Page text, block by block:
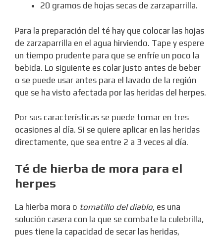
20 gramos de hojas secas de zarzaparrilla.
Para la preparación del té hay que colocar las hojas
de zarzaparrilla en el agua hirviendo. Tape y espere
un tiempo prudente para que se enfríe un poco la
bebida. Lo siguiente es colar justo antes de beber
o se puede usar antes para el lavado de la región
que se ha visto afectada por las heridas del herpes.
Por sus características se puede tomar en tres
ocasiones al día. Si se quiere aplicar en las heridas
directamente, que sea entre 2 a 3 veces al día.
Té de hierba de mora para el
herpes
La hierba mora o tomatillo del diablo, es una
solución casera con la que se combate la culebrilla,
pues tiene la capacidad de secar las heridas,